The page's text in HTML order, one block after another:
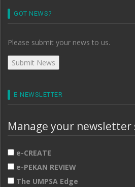
GOT NEWS?
Please submit your news to us.
E-NEWSLETTER
Manage your
e-CREATE
e-PEKAN REVIEW
The UMPSA Edge